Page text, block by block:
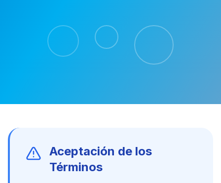
Aceptación de los
Términos